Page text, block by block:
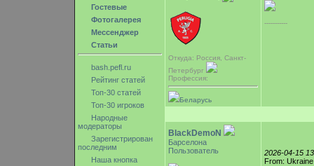
Гостевые
Фотогалерея
Мессенджер
Статьи
bash.pefl.ru
Рейтинг статей
Топ-30 статей
Топ-30 игроков
Народные
модераторы
Зарегистрирован
последним
Наша кнопка
Откуда: Россия, Санкт-
Петербург
Профессия:
Беларусь
-----------
BlackDemoN
Барселона
Пользователь
2026-04-15
From: Ukraine